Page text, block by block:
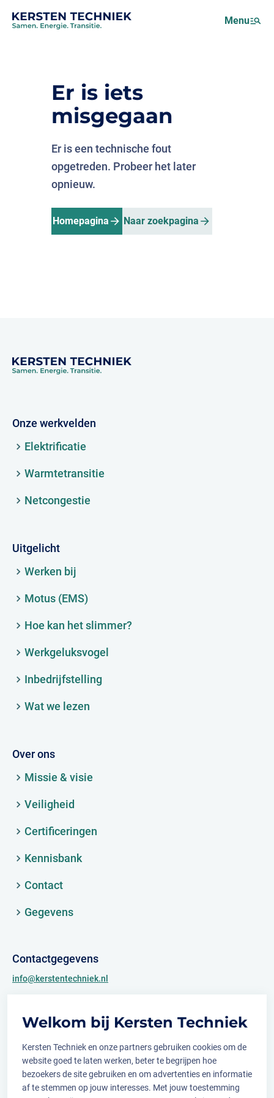
Welkom bij Kersten Techniek
Kersten Techniek en onze partners gebruiken cookies om de
website goed te laten werken, beter te begrijpen hoe
bezoekers de site gebruiken en om advertenties en informatie
af te stemmen op jouw interesses. Met jouw toestemming
Over ons
Projecten
Menu
Er is iets
misgegaan
Er is een technische fout
opgetreden. Probeer het later
opnieuw.
Homepagina Naar zoekpagina
Onze werkvelden
Elektrificatie
Warmtetransitie
Netcongestie
Uitgelicht
Werken bij
Motus (EMS)
Hoe kan het slimmer?
Werkgeluksvogel
Inbedrijfstelling
Wat we lezen
Over ons
Missie & visie
Veiligheid
Certificeringen
Kennisbank
Contact
Gegevens
Contactgegevens
info@kerstentechniek.nl
Archimedesweg 2
Volg ons op